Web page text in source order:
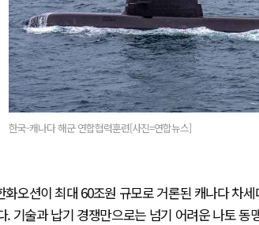
한국-캐나다 해군 연합협력훈련[사진=연합뉴스]
화오션이 최대 60조원 규모로 거론된 캐나다 차
. 기술과 납기 경쟁만으로는 넘기 어려운 나토